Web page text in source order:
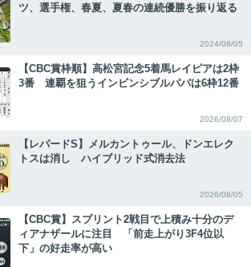
ツ、選手権、春夏、夏春の連続優勝を振り返る
2024/08/05
【CBC賞枠順】高松宮記念5着馬レイピアは2枠
3番 連覇を狙うインビンシブルパパは6枠12番
2026/08/07
【レパードS】メルカントゥール、ドンエレク
トスは消し ハイブリッド式消去法
2026/08/05
【CBC賞】スプリント2戦目で上積み十分のデ
ィアナザールに注目 「前走上がり3F4位以
下」の好走率が高い